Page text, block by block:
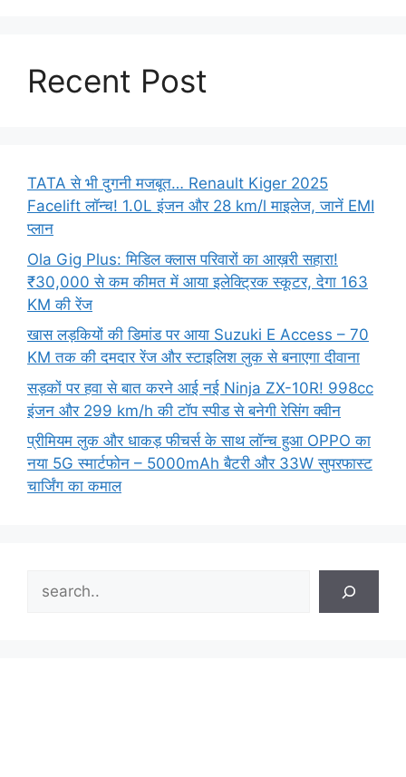
Recent Post
TATA से भी दुगनी मजबूत… Renault Kiger 2025
Facelift लॉन्च! 1.0L इंजन और 28 km/l माइलेज, जानें EMI
प्लान
Ola Gig Plus: मिडिल क्लास परिवारों का आख़री सहारा!
₹30,000 से कम कीमत में आया इलेक्ट्रिक स्कूटर, देगा 163
KM की रेंज
खास लड़कियों की डिमांड पर आया Suzuki E Access – 70
KM तक की दमदार रेंज और स्टाइलिश लुक से बनाएगा दीवाना
सड़कों पर हवा से बात करने आई नई Ninja ZX-10R! 998cc
इंजन और 299 km/h की टॉप स्पीड से बनेगी रेसिंग क्वीन
प्रीमियम लुक और धाकड़ फीचर्स के साथ लॉन्च हुआ OPPO का
नया 5G स्मार्टफोन – 5000mAh बैटरी और 33W सुपरफास्ट
चार्जिंग का कमाल